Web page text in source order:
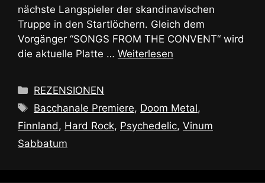
nächste Langspieler der skandinavischen
Truppe in den Startlöchern. Gleich dem
Vorgänger “SONGS FROM THE CONVENT“ wird
die aktuelle Platte … Weiterlesen
Kategorien
REZENSIONEN
Schlagwörter
Bacchanale Premiere, Doom Metal,
Finnland, Hard Rock, Psychedelic, Vinum
Sabbatum